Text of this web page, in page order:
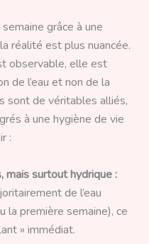
grâce à une
réalité est plus nuancée.
observable, elle est
de l’eau et non de la
sont de véritables alliés,
à une hygiène de vie
:
surtout hydrique :
de l’eau
la première semaine), ce
» immédiat.